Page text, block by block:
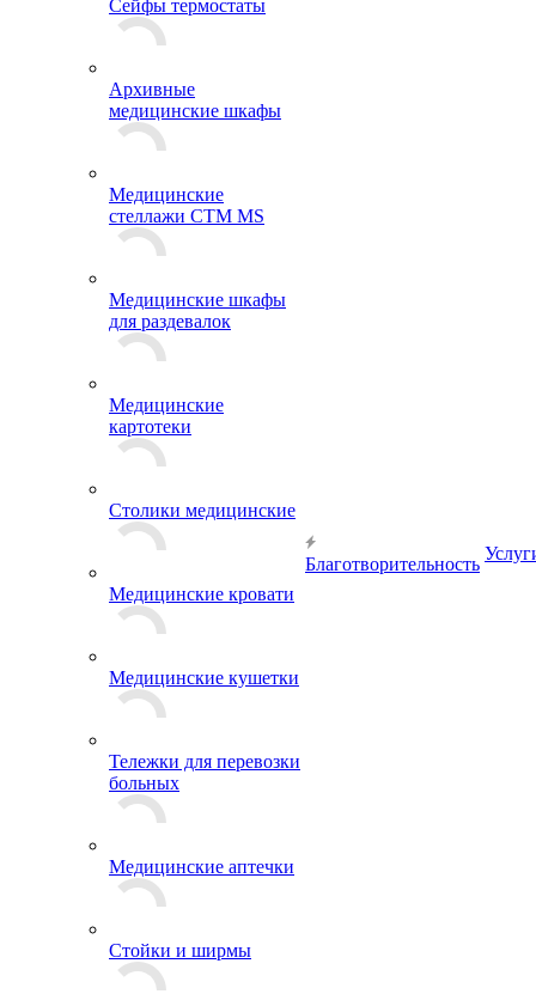
Сейфы термостаты
Архивные
медицинские шкафы
Медицинские
стеллажи CTM MS
Медицинские шкафы
для раздевалок
Медицинские
картотеки
Столики медицинские
Медицинские кровати
Медицинские кушетки
Тележки для перевозки
больных
Медицинские аптечки
Стойки и ширмы
Благотворительность